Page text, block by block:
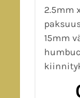
2.5mm
15mm